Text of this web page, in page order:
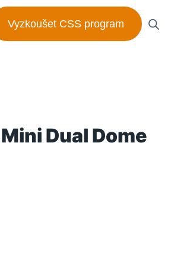
Vyzkoušet CSS program
Dual Dome